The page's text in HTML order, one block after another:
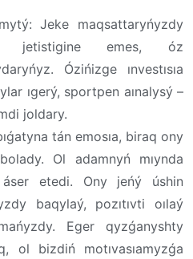
Jeke maqsattaryńyzdy
jetistigine emes, óz
Ózińizge ınvestısıa
ıgerý, sportpen aınalysý –
joldary.
tán emosıa, biraq ony
Ol adamnyń mıynda
etedi. Ony jeńý úshin
baqylaý, pozıtıvti oılaý
Eger qyzǵanyshty
ol bizdiń motıvasıamyzǵa